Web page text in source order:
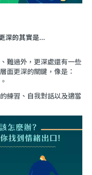
深的其實是...
難過外，更深處還有一些
面更深的關鍵，像是：
練習、自我對話以及適當